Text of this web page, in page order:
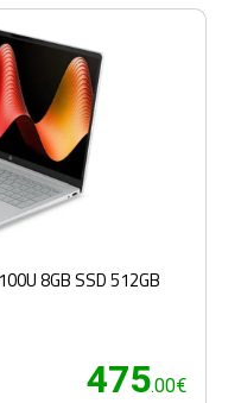
8GB SSD 512GB
475.00€